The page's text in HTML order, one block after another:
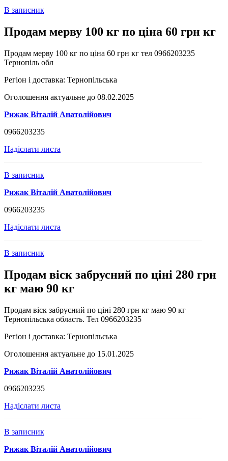
В записник
Продам мерву 100 кг по ціна 60 грн кг
Продам мерву 100 кг по ціна 60 грн кг тел 0966203235
Тернопіль обл
Регіон і доставка: Тернопільська
Оголошення актуальне до 08.02.2025
Рижак Віталій Анатолійович
0966203235
Надіслати листа
В записник
Рижак Віталій Анатолійович
0966203235
Надіслати листа
В записник
Продам віск забрусний по ціні 280 грн
кг маю 90 кг
Продам віск забрусний по ціні 280 грн кг маю 90 кг
Тернопільська область. Тел 0966203235
Регіон і доставка: Тернопільська
Оголошення актуальне до 15.01.2025
Рижак Віталій Анатолійович
0966203235
Надіслати листа
В записник
Рижак Віталій Анатолійович